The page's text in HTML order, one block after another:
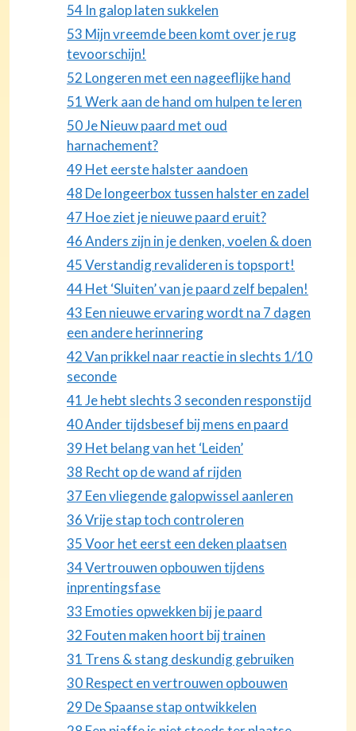
54 In galop laten sukkelen
53 Mijn vreemde been komt over je rug
tevoorschijn!
52 Longeren met een nageeflijke hand
51 Werk aan de hand om hulpen te leren
50 Je Nieuw paard met oud
harnachement?
49 Het eerste halster aandoen
48 De longeerbox tussen halster en zadel
47 Hoe ziet je nieuwe paard eruit?
46 Anders zijn in je denken, voelen & doen
45 Verstandig revalideren is topsport!
44 Het ‘Sluiten’ van je paard zelf bepalen!
43 Een nieuwe ervaring wordt na 7 dagen
een andere herinnering
42 Van prikkel naar reactie in slechts 1/10
seconde
41 Je hebt slechts 3 seconden responstijd
40 Ander tijdsbesef bij mens en paard
39 Het belang van het ‘Leiden’
38 Recht op de wand af rijden
37 Een vliegende galopwissel aanleren
36 Vrije stap toch controleren
35 Voor het eerst een deken plaatsen
34 Vertrouwen opbouwen tijdens
inprentingsfase
33 Emoties opwekken bij je paard
32 Fouten maken hoort bij trainen
31 Trens & stang deskundig gebruiken
30 Respect en vertrouwen opbouwen
29 De Spaanse stap ontwikkelen